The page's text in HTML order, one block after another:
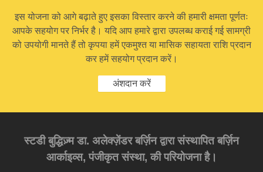
इस योजना को आगे बढ़ाते हुए इसका विस्तार करने की हमारी क्षमता पूर्णतः
आपके सहयोग पर निर्भर है। यदि आप हमारे द्वारा उपलब्ध कराई गई सामग्री
को उपयोगी मानते हैं तो कृपया हमें एकमुश्त या मासिक सहायता राशि प्रदान
कर हमें सहयोग प्रदान करें।
अंशदान करें
स्टडी बुद्धिज़्म डा. अलेक्ज़ेंडर बर्ज़िन द्वारा संस्थापित बर्ज़िन
आर्काइव्स, पंजीकृत संस्था, की परियोजना है।